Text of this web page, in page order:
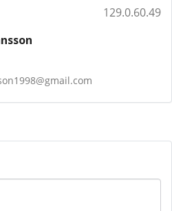
129.0.60.49